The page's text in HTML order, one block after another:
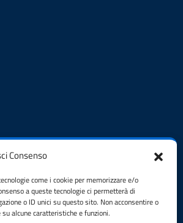
Consenso
come i cookie per memorizzare e/o
a queste tecnologie ci permetterà di
o ID unici su questo sito. Non acconsentire o
alcune caratteristiche e funzioni.
Instagram